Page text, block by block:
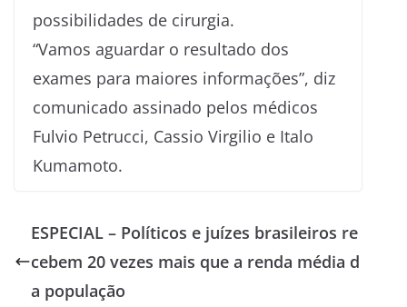
possibilidades de cirurgia.
“Vamos aguardar o resultado dos
exames para maiores informações”, diz
comunicado assinado pelos médicos
Fulvio Petrucci, Cassio Virgilio e Italo
Kumamoto.
ESPECIAL – Políticos e juízes brasileiros re
cebem 20 vezes mais que a renda média d
a população